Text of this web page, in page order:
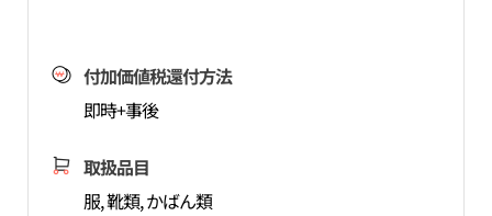
付加価値税還付方法
即時+事後
取扱品目
服, 靴類, かばん類